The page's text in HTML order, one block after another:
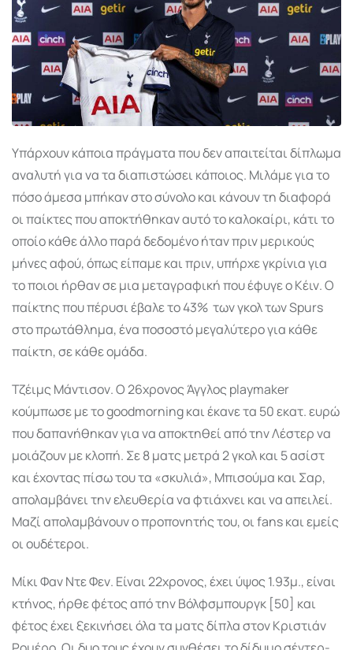
Υπάρχουν κάποια πράγματα που δεν απαιτείται δίπλωμα
αναλυτή για να τα διαπιστώσει κάποιος. Μιλάμε για το
πόσο άμεσα μπήκαν στο σύνολο και κάνουν τη διαφορά
οι παίκτες που αποκτήθηκαν αυτό το καλοκαίρι, κάτι το
οποίο κάθε άλλο παρά δεδομένο ήταν πριν μερικούς
μήνες αφού, όπως είπαμε και πριν, υπήρχε γκρίνια για
το ποιοι ήρθαν σε μια μεταγραφική που έφυγε ο Κέιν. Ο
παίκτης που πέρυσι έβαλε το 43% των γκολ των Spurs
στο πρωτάθλημα, ένα ποσοστό μεγαλύτερο για κάθε
παίκτη, σε κάθε ομάδα.
Τζέιμς Μάντισον. Ο 26χρονος Άγγλος playmaker
κούμπωσε με το goodmorning και έκανε τα 50 εκατ. ευρώ
που δαπανήθηκαν για να αποκτηθεί από την Λέστερ να
μοιάζουν με κλοπή. Σε 8 ματς μετρά 2 γκολ και 5 ασίστ
και έχοντας πίσω του τα «σκυλιά», Μπισούμα και Σαρ,
απολαμβάνει την ελευθερία να φτιάχνει και να απειλεί.
Μαζί απολαμβάνουν ο προπονητής του, οι fans και εμείς
οι ουδέτεροι.
Μίκι Φαν Ντε Φεν. Είναι 22χρονος, έχει ύψος 1.93μ., είναι
κτήνος, ήρθε φέτος από την Βόλφσμπουργκ [50] και
φέτος έχει ξεκινήσει όλα τα ματς δίπλα στον Κριστιάν